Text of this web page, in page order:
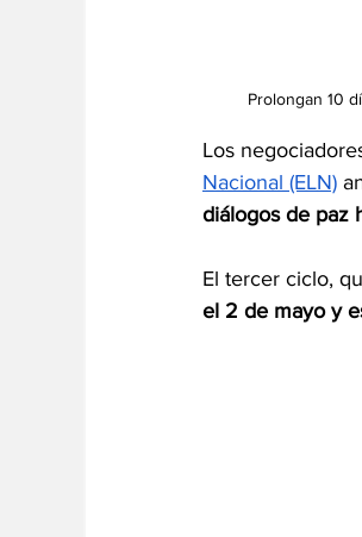
Prolongan 10
Los
Nacional (ELN)
diálogos de paz
El tercer ciclo,
el 2 de mayo y